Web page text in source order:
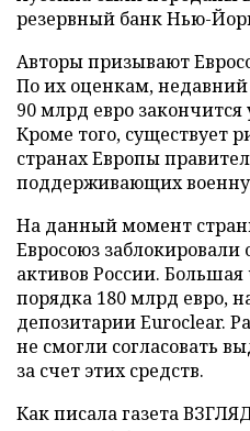
резервный банк Нью-
Авторы призывают
По их оценкам,
90 млрд евро
Кроме того, существует
странах Европы
поддерживающих
На данный момент
Евросоюз заблокировали
активов России.
порядка 180 млрд евро,
депозитарии Euroclear.
не смогли согласовать
за счет этих средств.
Как писала газета